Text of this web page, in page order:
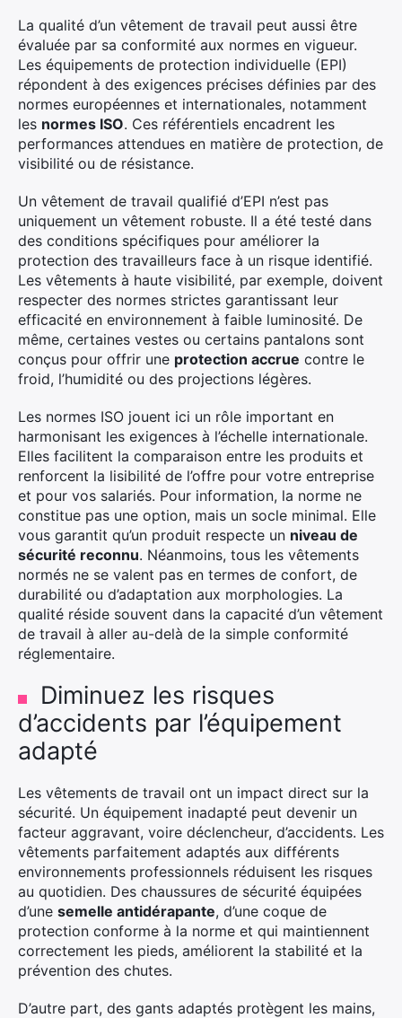
La qualité d’un vêtement de travail peut aussi être
évaluée par sa conformité aux normes en vigueur.
Les équipements de protection individuelle (EPI)
répondent à des exigences précises définies par des
normes européennes et internationales, notamment
les normes ISO. Ces référentiels encadrent les
performances attendues en matière de protection, de
visibilité ou de résistance.
Un vêtement de travail qualifié d’EPI n’est pas
uniquement un vêtement robuste. Il a été testé dans
des conditions spécifiques pour améliorer la
protection des travailleurs face à un risque identifié.
Les vêtements à haute visibilité, par exemple, doivent
respecter des normes strictes garantissant leur
efficacité en environnement à faible luminosité. De
même, certaines vestes ou certains pantalons sont
conçus pour offrir une protection accrue contre le
froid, l’humidité ou des projections légères.
Les normes ISO jouent ici un rôle important en
harmonisant les exigences à l’échelle internationale.
Elles facilitent la comparaison entre les produits et
renforcent la lisibilité de l’offre pour votre entreprise
et pour vos salariés. Pour information, la norme ne
constitue pas une option, mais un socle minimal. Elle
vous garantit qu’un produit respecte un niveau de
sécurité reconnu. Néanmoins, tous les vêtements
normés ne se valent pas en termes de confort, de
durabilité ou d’adaptation aux morphologies. La
qualité réside souvent dans la capacité d’un vêtement
de travail à aller au-delà de la simple conformité
réglementaire.
Diminuez les risques
d’accidents par l’équipement
adapté
Les vêtements de travail ont un impact direct sur la
sécurité. Un équipement inadapté peut devenir un
facteur aggravant, voire déclencheur, d’accidents. Les
vêtements parfaitement adaptés aux différents
environnements professionnels réduisent les risques
au quotidien. Des chaussures de sécurité équipées
d’une semelle antidérapante, d’une coque de
protection conforme à la norme et qui maintiennent
correctement les pieds, améliorent la stabilité et la
prévention des chutes.
D’autre part, des gants adaptés protègent les mains,
×
Rechercher
: